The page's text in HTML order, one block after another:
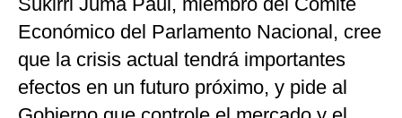
Económico del Parlamento Nacional, cree
que la crisis actual tendrá importantes
efectos en un futuro próximo, y pide al